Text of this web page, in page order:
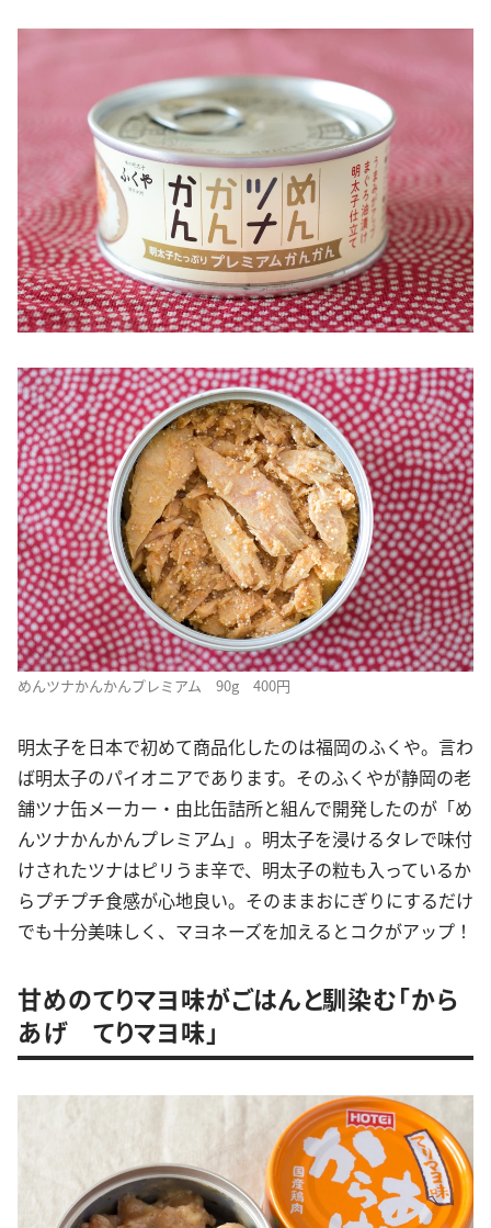
めんツナかんかんプレミアム 90g 400円
明太子を日本で初めて商品化したのは福岡のふくや。言わ
ば明太子のパイオニアであります。そのふくやが静岡の老
舗ツナ缶メーカー・由比缶詰所と組んで開発したのが「め
んツナかんかんプレミアム」。明太子を浸けるタレで味付
けされたツナはピリうま辛で、明太子の粒も入っているか
らプチプチ食感が心地良い。そのままおにぎりにするだけ
でも十分美味しく、マヨネーズを加えるとコクがアップ！
甘めのてりマヨ味がごはんと馴染む「から
あげ てりマヨ味」